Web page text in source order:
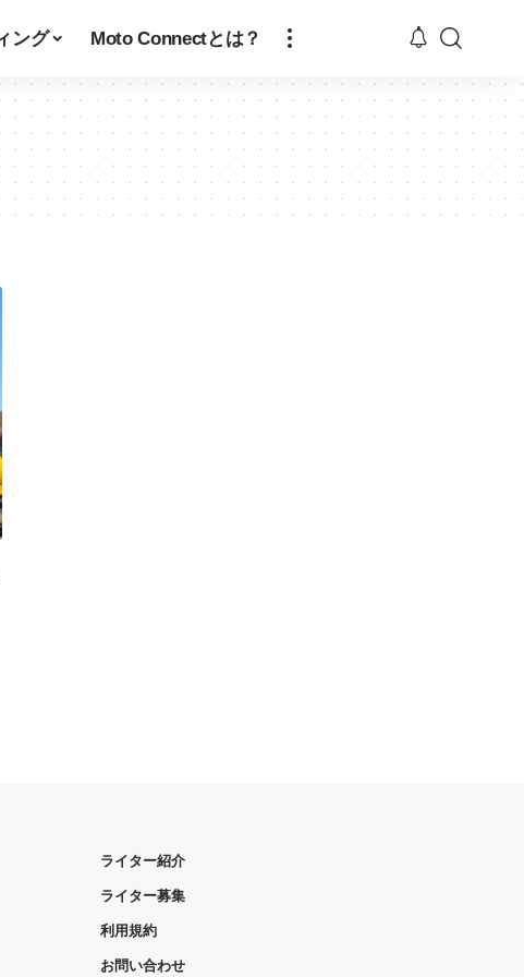
ング Moto Connectとは？
ライター紹介
ライター募集
利用規約
お問い合わせ